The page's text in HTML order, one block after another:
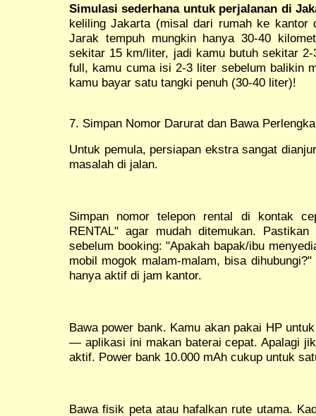
Simulasi sederhana untuk perjalanan di
keliling Jakarta (misal dari rumah ke
Jarak tempuh mungkin hanya 30-40
sekitar 15 km/liter, jadi kamu butuh sekitar
full, kamu cuma isi 2-3 liter sebelum balikin
kamu bayar satu tangki penuh (30-40 liter)!
7. Simpan Nomor Darurat dan Bawa
Untuk pemula, persiapan ekstra sangat
masalah di jalan.
Simpan nomor telepon rental di kontak
RENTAL" agar mudah ditemukan.
sebelum booking: "Apakah bapak/ibu
mobil mogok malam-malam, bisa
hanya aktif di jam kantor.
Bawa power bank. Kamu akan pakai HP
— aplikasi ini makan baterai cepat. Apalagi
aktif. Power bank 10.000 mAh cukup untuk
Bawa fisik peta atau hafalkan rute utama.